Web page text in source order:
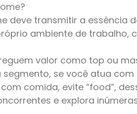
deve transmitir a essência
ambiente de trabalho,
valor como top ou
se você atua com
comida, evite “food”,
e explora